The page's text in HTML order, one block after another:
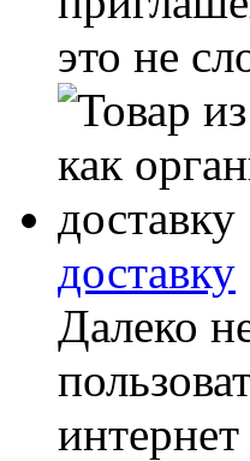
это не
доставку
Далеко